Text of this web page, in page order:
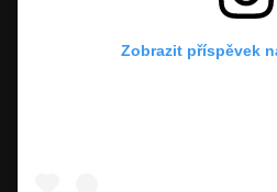
Zobrazit příspěvek